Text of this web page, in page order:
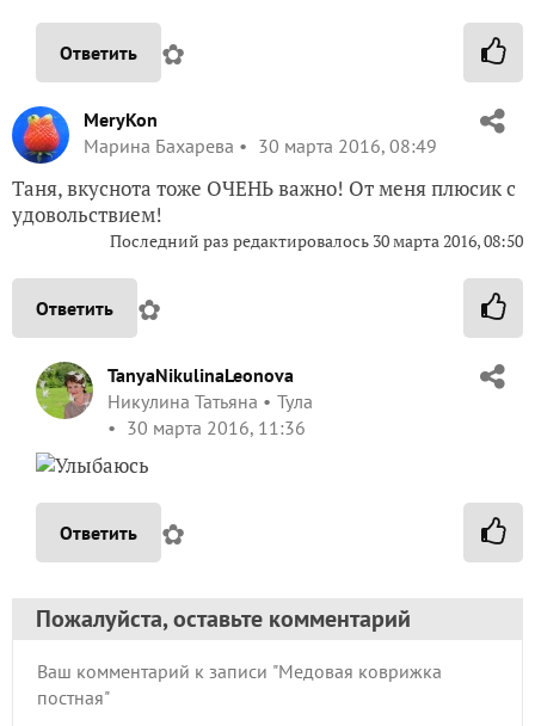
Ответить ✿
MeryKon
Марина Бахарева
30 марта 2016, 08:49
Таня, вкуснота тоже ОЧЕНЬ важно! От меня плюсик с
удовольствием!
Последний раз редактировалось 30 марта 2016, 08:50
Ответить ✿
TanyaNikulinaLeonova
Никулина Татьяна
Тула
30 марта 2016, 11:36
Ответить ✿
Пожалуйста, оставьте комментарий